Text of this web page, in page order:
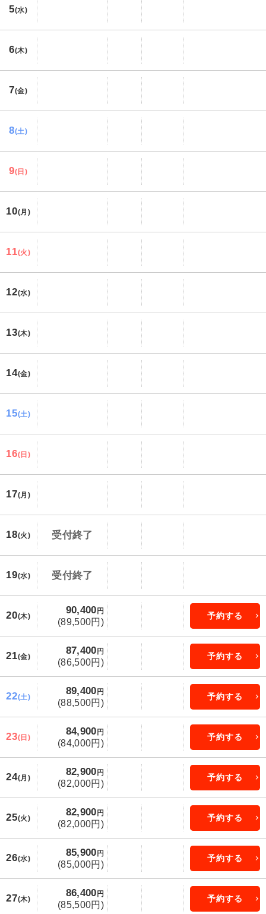
5(水)
6(木)
7(金)
8(土)
9(日)
10(月)
11(火)
12(水)
13(木)
14(金)
15(土)
16(日)
17(月)
18(火) 受付終了
19(水) 受付終了
20(木)
90,400 円
(89,500円)
予約する
21(金)
87,400 円
(86,500円)
予約する
22(土)
89,400 円
(88,500円)
予約する
23(日)
84,900 円
(84,000円)
予約する
24(月)
82,900 円
(82,000円)
予約する
25(火)
82,900 円
(82,000円)
予約する
26(水)
85,900 円
(85,000円)
予約する
27(木)
86,400 円
(85,500円)
予約する